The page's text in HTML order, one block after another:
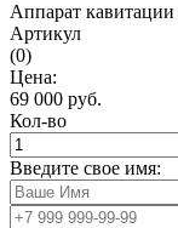
Аппарат
Артикул
(0)
Цена:
69 000 руб.
Кол-во
Введите свое имя: